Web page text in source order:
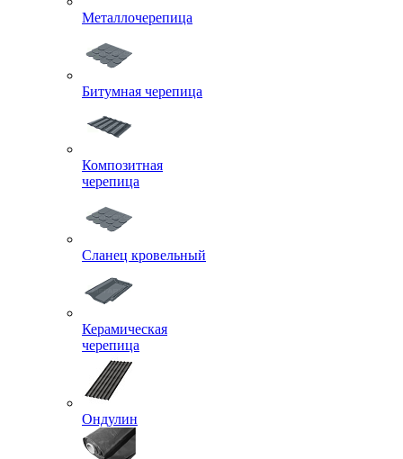
Металлочерепица
Битумная черепица
Композитная
черепица
Сланец кровельный
Керамическая
черепица
Ондулин